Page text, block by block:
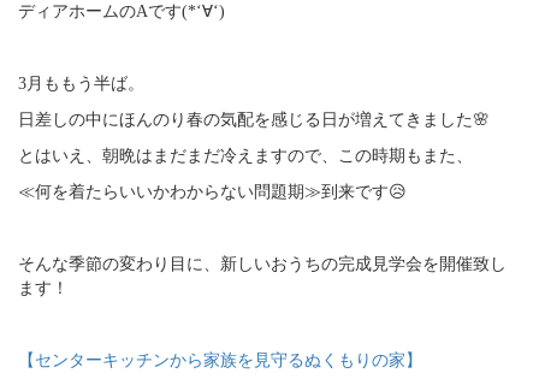
ディアホームのAです(*‘∀‘)
3月ももう半ば。
日差しの中にほんのり春の気配を感じる日が増えてきました🌸
とはいえ、朝晩はまだまだ冷えますので、この時期もまた、
≪何を着たらいいかわからない問題期≫到来です😥
そんな季節の変わり目に、新しいおうちの完成見学会を開催致し
ます！
【センターキッチンから家族を見守るぬくもりの家】